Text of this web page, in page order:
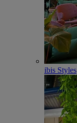
ibis Styles